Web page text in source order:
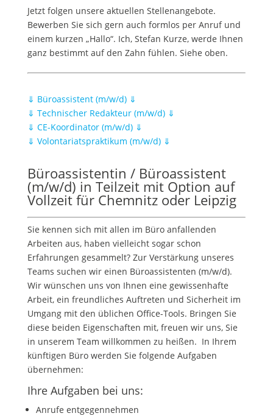
Jetzt folgen unsere aktuellen Stellenangebote.
Bewerben Sie sich gern auch formlos per Anruf und
einem kurzen „Hallo“. Ich, Stefan Kurze, werde Ihnen
ganz bestimmt auf den Zahn fühlen. Siehe oben.
⇓ Büroassistent (m/w/d) ⇓
⇓ Technischer Redakteur (m/w/d) ⇓
⇓ CE-Koordinator (m/w/d) ⇓
⇓ Volontariatspraktikum (m/w/d) ⇓
Büroassistentin / Büroassistent
(m/w/d) in Teilzeit mit Option auf
Vollzeit für Chemnitz oder Leipzig
Sie kennen sich mit allen im Büro anfallenden
Arbeiten aus, haben vielleicht sogar schon
Erfahrungen gesammelt? Zur Verstärkung unseres
Teams suchen wir einen Büroassistenten (m/w/d).
Wir wünschen uns von Ihnen eine gewissenhafte
Arbeit, ein freundliches Auftreten und Sicherheit im
Umgang mit den üblichen Office-Tools. Bringen Sie
diese beiden Eigenschaften mit, freuen wir uns, Sie
in unserem Team willkommen zu heißen. In Ihrem
künftigen Büro werden Sie folgende Aufgaben
übernehmen:
Ihre Aufgaben bei uns:
Anrufe entgegennehmen